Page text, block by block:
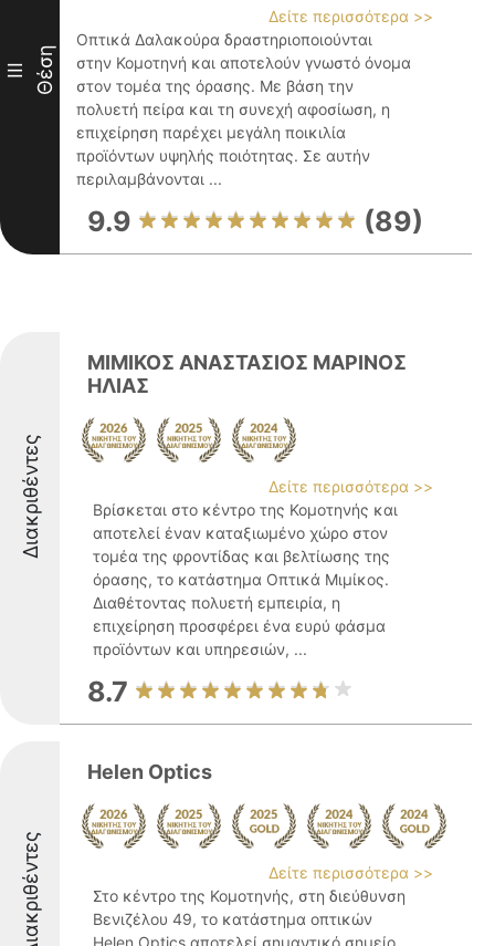
III Θέση
Δείτε περισσότερα >>
Οπτικά Δαλακούρα δραστηριοποιούνται
στην Κομοτηνή και αποτελούν γνωστό όνομα
στον τομέα της όρασης. Με βάση την
πολυετή πείρα και τη συνεχή αφοσίωση, η
επιχείρηση παρέχει μεγάλη ποικιλία
προϊόντων υψηλής ποιότητας. Σε αυτήν
περιλαμβάνονται ...
9.9 (89)
Διακριθέντες
ΜΙΜΙΚΟΣ ΑΝΑΣΤΑΣΙΟΣ ΜΑΡΙΝΟΣ
ΗΛΙΑΣ
Δείτε περισσότερα >>
Βρίσκεται στο κέντρο της Κομοτηνής και
αποτελεί έναν καταξιωμένο χώρο στον
τομέα της φροντίδας και βελτίωσης της
όρασης, το κατάστημα Οπτικά Μιμίκος.
Διαθέτοντας πολυετή εμπειρία, η
επιχείρηση προσφέρει ένα ευρύ φάσμα
προϊόντων και υπηρεσιών, ...
8.7
Διακριθέντες
Helen Optics
Δείτε περισσότερα >>
Στο κέντρο της Κομοτηνής, στη διεύθυνση
Βενιζέλου 49, το κατάστημα οπτικών
Helen Optics αποτελεί σημαντικό σημείο